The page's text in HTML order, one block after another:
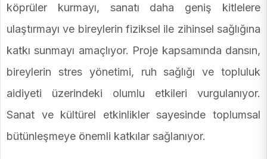
köprüler kurmayı, sanatı daha geniş kitlelere
ulaştırmayı ve bireylerin fiziksel ile zihinsel sağlığına
katkı sunmayı amaçlıyor. Proje kapsamında dansın,
bireylerin stres yönetimi, ruh sağlığı ve topluluk
aidiyeti üzerindeki olumlu etkileri vurgulanıyor.
Sanat ve kültürel etkinlikler sayesinde toplumsal
bütünleşmeye önemli katkılar sağlanıyor.